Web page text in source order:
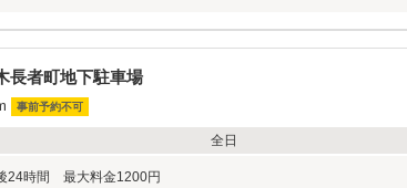
長者町地下駐車場
事前予約不可
全日
24時間 最大料金1200円